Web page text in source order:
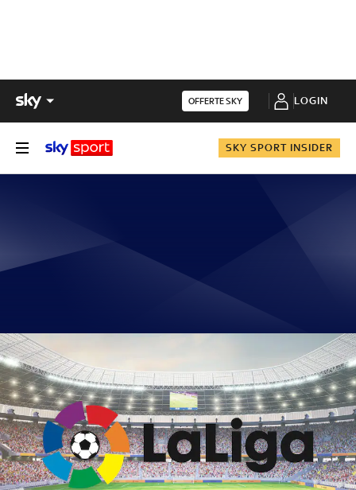
OFFERTE SKY LOGIN
SKY SPORT INSIDER